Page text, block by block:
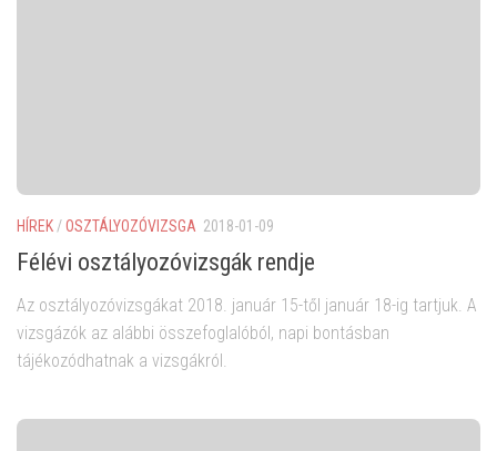
HÍREK /OSZTÁLYOZÓVIZSGA 2018-01-09
Félévi osztályozóvizsgák rendje
Az osztályozóvizsgákat 2018. január 15-től január 18-ig tartjuk. A
vizsgázók az alábbi összefoglalóból, napi bontásban
tájékozódhatnak a vizsgákról.